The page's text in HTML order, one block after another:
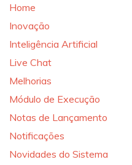
Home
Inovação
Inteligência Artificial
Live Chat
Melhorias
Módulo de Execução
Notas de Lançamento
Notificações
Novidades do Sistema